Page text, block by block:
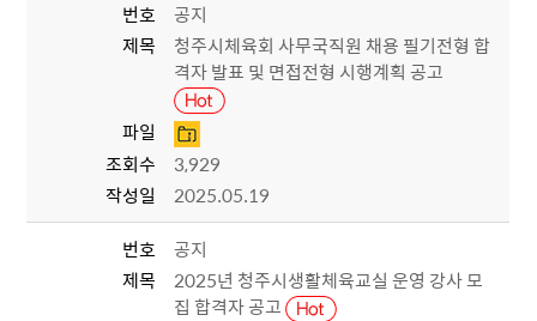
번호
공지
제목
청주시체육회 사무국직원 채용 필기전형 합
격자 발표 및 면접전형 시행계획 공고
파일
조회수
3,929
작성일
2025.05.19
번호
공지
제목
2025년 청주시생활체육교실 운영 강사 모
집 합격자 공고